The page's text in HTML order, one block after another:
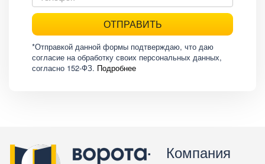
ОТПРАВИТЬ
*Отправкой данной формы подтверждаю, что даю
согласие на обработку своих персональных данных,
согласно 152-ФЗ. Подробнее
Компания